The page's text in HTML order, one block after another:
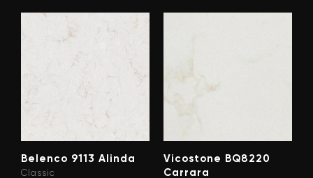
Belenco 9113 Alinda
Classic
Vicostone BQ8220
Carrara